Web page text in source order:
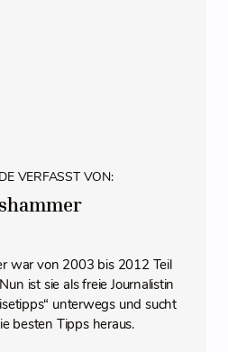
VERFASST VON:
war von 2003 bis 2012 Teil
ist sie als freie Journalistin
unterwegs und sucht
besten Tipps heraus.